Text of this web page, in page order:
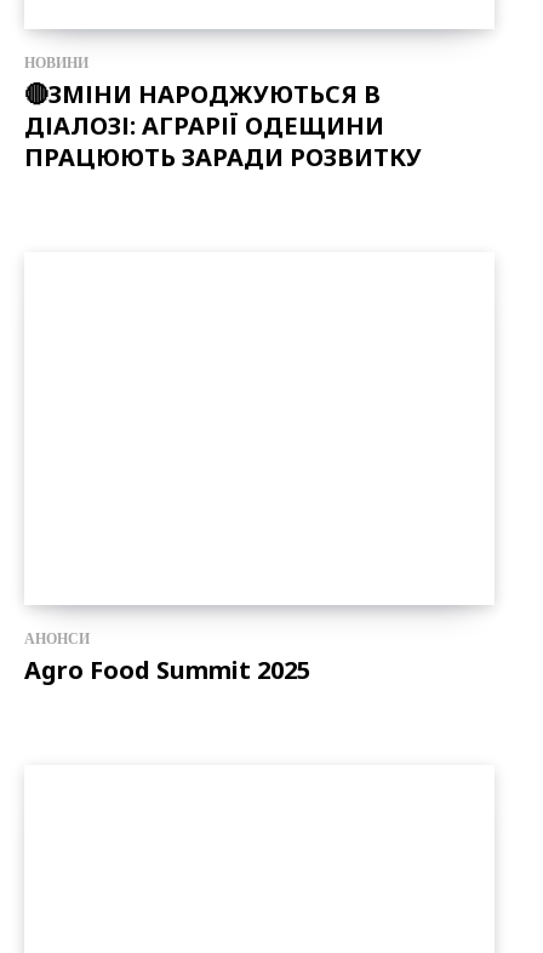
НОВИНИ
🔴ЗМІНИ НАРОДЖУЮТЬСЯ В
ДІАЛОЗІ: АГРАРІЇ ОДЕЩИНИ
ПРАЦЮЮТЬ ЗАРАДИ РОЗВИТКУ
АНОНСИ
Agro Food Summit 2025